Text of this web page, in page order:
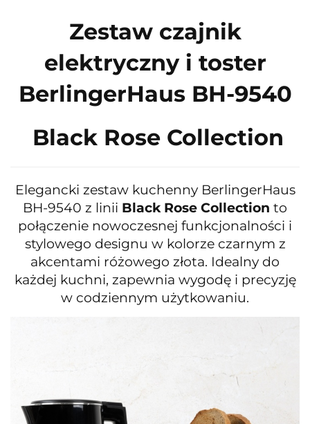
Zestaw czajnik
elektryczny i toster
BerlingerHaus BH-9540
Black Rose Collection
Elegancki zestaw kuchenny BerlingerHaus
BH-9540 z linii Black Rose Collection to
połączenie nowoczesnej funkcjonalności i
stylowego designu w kolorze czarnym z
akcentami różowego złota. Idealny do
każdej kuchni, zapewnia wygodę i precyzję
w codziennym użytkowaniu.